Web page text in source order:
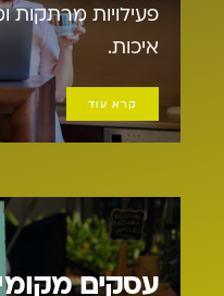
פעילויות מרתקות
איכות.
קרא עוד
עסקים